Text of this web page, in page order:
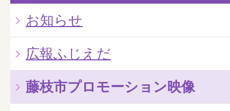
お知らせ
広報ふじえだ
藤枝市プロモーション映像